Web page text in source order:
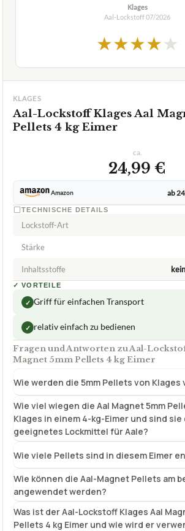
Klages
Aal-Lockstoff07/2026
★★★★★
KLAGES
Aal-Lockstoff Klages Aal
Pellets 4 kg Eimer
ca.
24,99 €
Amazon ab
TECHNISCHE DETAILS
Lockstoff-Art
Stärke
Inhaltsstoffe
✓ VORTEILE
✓ Griff für einfachen Transport
✓ relativ einfach zu bedienen
Fragen und Antworten zu Aal-
Magnet 5mm Pellets 4 kg Eimer
Wie werden die 5mm Pellets von
Wie viel wiegen die Aal Magnet 5mm
Klages in einem 4-kg-Eimer und sind sie
geeignetes Lockmittel für Aale?
Wie viele Pellets sind in diesem Eimer
Wie können die Aal-Magnet Pellets am
angewendet werden?
Was ist der Aal-Lockstoff Klages Aal
Pellets 4 kg Eimer und wie wird er